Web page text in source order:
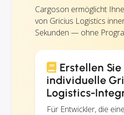
Cargoson ermöglicht
von Gricius Logistics
Sekunden — ohne
Erstellen
individuelle
Logistics-
Für Entwickler, die